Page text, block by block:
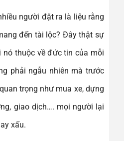
người đặt ra là liệu rằng
đến tài lộc? Đây thật sự
nó thuộc về đức tin của mỗi
phải ngẫu nhiên mà trước
trọng như mua xe, dựng
giao dịch…. mọi người lại
xấu.